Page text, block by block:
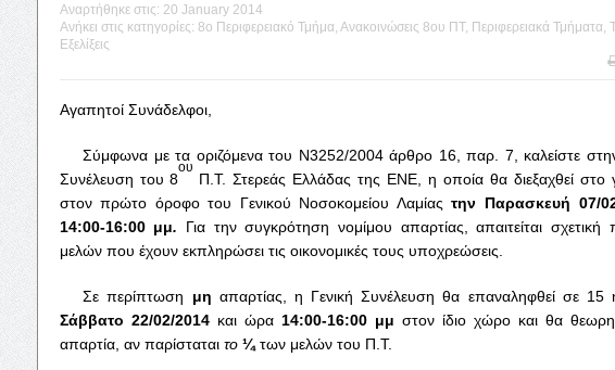
Αναρτήθηκε στις: 20 January 2014
Ανήκει στις κατηγορίες: 8o Περιφερειακό Τμήμα Ανακοινώσεις 8ου ΠΤ, Περιφερειακά Τμήματα
Εξελίξεις
Αγαπητοί Συνάδελφοι,
Σύμφωνα με τα οριζόμενα του Ν3252/2004 άρθρο 16, παρ. 7, καλείστε στην
Συνέλευση του 8
ου
Π.Τ. Στερεάς Ελλάδας της ΕΝΕ, η οποία θα διεξαχθεί στο
στον πρώτο όροφο του Γενικού Νοσοκομείου Λαμίαςτην Παρασκευή 07/
14:00-16:00 μμ. Για την συγκρότηση νομίμου απαρτίας, απαιτείται σχετική
μελών που έχουν εκπληρώσει τις οικονομικές τους υποχρεώσεις.
Σε περίπτωση μη απαρτίας, η Γενική Συνέλευση θα επαναληφθεί σε 15
Σάββατο 22/02/2014και ώρα 14:00-16:00 μμ στον ίδιο χώρο και θα
απαρτία, αν παρίσταται το ¼των μελών του Π.Τ.